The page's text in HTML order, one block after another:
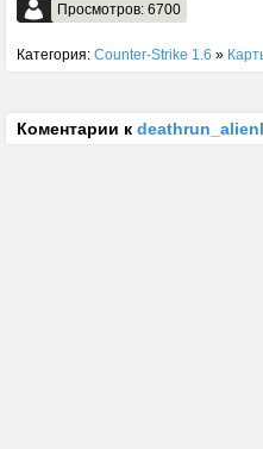
Просмотров: 6700
Категория: Counter-Strike 1.6 »
Коментарии к